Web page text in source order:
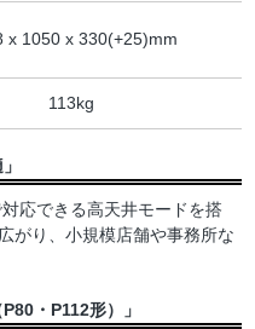
x 1050 x 330(+25)mm
113kg
応できる高天井モードを搭
がり、小規模店舗や事務所な
・P112形）」